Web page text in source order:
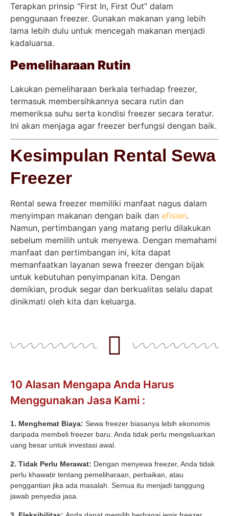
Terapkan prinsip “First In, First Out” dalam
penggunaan freezer. Gunakan makanan yang lebih
lama lebih dulu untuk mencegah makanan menjadi
kadaluarsa.
Pemeliharaan Rutin
Lakukan pemeliharaan berkala terhadap freezer,
termasuk membersihkannya secara rutin dan
memeriksa suhu serta kondisi freezer secara teratur.
Ini akan menjaga agar freezer berfungsi dengan baik.
Kesimpulan Rental Sewa
Freezer
Rental sewa freezer memiliki manfaat nagus dalam
menyimpan makanan dengan baik dan efisien.
Namun, pertimbangan yang matang perlu dilakukan
sebelum memilih untuk menyewa. Dengan memahami
manfaat dan pertimbangan ini, kita dapat
memanfaatkan layanan sewa freezer dengan bijak
untuk kebutuhan penyimpanan kita. Dengan
demikian, produk segar dan berkualitas selalu dapat
dinikmati oleh kita dan keluarga.
10 Alasan Mengapa Anda Harus
Menggunakan Jasa Kami :
1. Menghemat Biaya: Sewa freezer biasanya lebih ekonomis
daripada membeli freezer baru. Anda tidak perlu mengeluarkan
uang besar untuk investasi awal.
2. Tidak Perlu Merawat: Dengan menyewa freezer, Anda tidak
perlu khawatir tentang pemeliharaan, perbaikan, atau
penggantian jika ada masalah. Semua itu menjadi tanggung
jawab penyedia jasa.